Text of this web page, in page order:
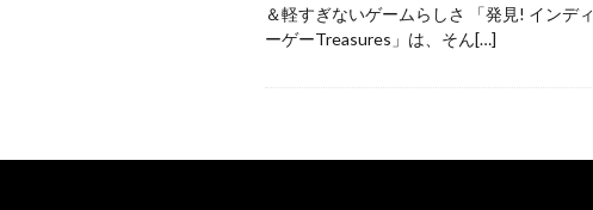
＆軽すぎないゲームらしさ 「発見! インディ
ーゲーTreasures」は、そん[…]